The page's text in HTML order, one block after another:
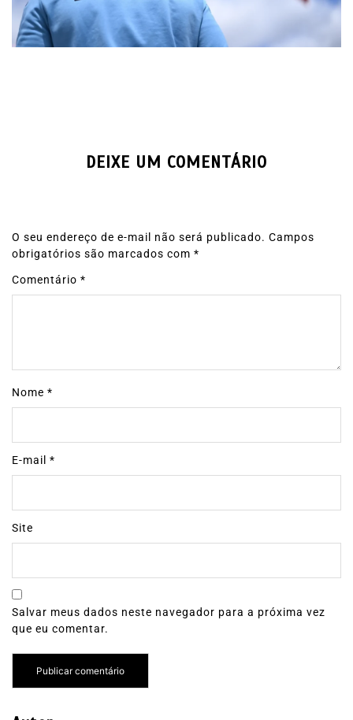
DEIXE UM COMENTÁRIO
O seu endereço de e-mail não será publicado. Campos
obrigatórios são marcados com *
Comentário *
Nome *
E-mail *
Site
Salvar meus dados neste navegador para a próxima vez
que eu comentar.